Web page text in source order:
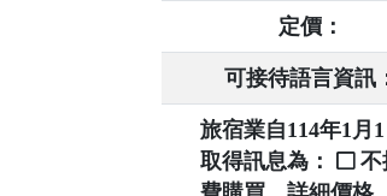
定價：
可接待語言資訊
旅宿業自114年1月
取得訊息為：
不